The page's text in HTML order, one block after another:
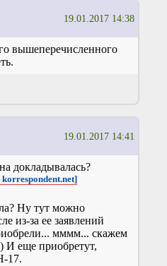
19.01.2017 14:38
вышеперечисленного
19.01.2017 14:41
докладывалась?
korrespondent.net]
Ну тут можно
из-за ее заявлений
мммм... скажем
И еще приобретут,
17.